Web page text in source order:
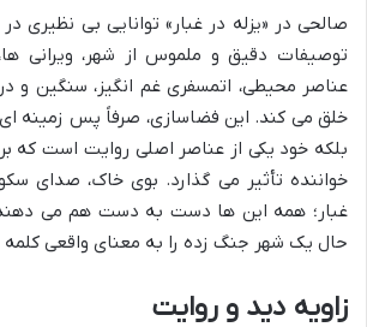
صالحی در «یزله در غبار» توانایی بی نظیری
توصیفات دقیق و ملموس از شهر، ویرانی
عناصر محیطی، اتمسفری غم انگیز، سنگین و
خلق می کند. این فضاسازی، صرفاً پس زمینه
بلکه خود یکی از عناصر اصلی روایت است که
خواننده تأثیر می گذارد. بوی خاک، صدای
غبار؛ همه این ها دست به دست هم می
حال یک شهر جنگ زده را به معنای واقعی کلمه
زاویه دید و روایت